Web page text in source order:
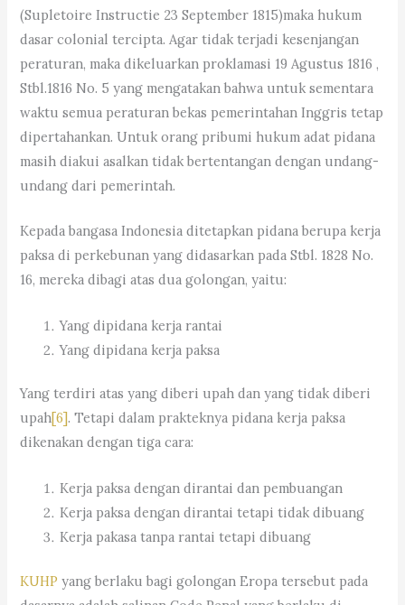
(Supletoire Instructie 23 September 1815)maka hukum
dasar colonial tercipta. Agar tidak terjadi kesenjangan
peraturan, maka dikeluarkan proklamasi 19 Agustus 1816 ,
Stbl.1816 No. 5 yang mengatakan bahwa untuk sementara
waktu semua peraturan bekas pemerintahan Inggris tetap
dipertahankan. Untuk orang pribumi hukum adat pidana
masih diakui asalkan tidak bertentangan dengan undang-
undang dari pemerintah.
Kepada bangasa Indonesia ditetapkan pidana berupa kerja
paksa di perkebunan yang didasarkan pada Stbl. 1828 No.
16, mereka dibagi atas dua golongan, yaitu:
Yang dipidana kerja rantai
Yang dipidana kerja paksa
Yang terdiri atas yang diberi upah dan yang tidak diberi
upah[6]. Tetapi dalam prakteknya pidana kerja paksa
dikenakan dengan tiga cara:
Kerja paksa dengan dirantai dan pembuangan
Kerja paksa dengan dirantai tetapi tidak dibuang
Kerja pakasa tanpa rantai tetapi dibuang
KUHP yang berlaku bagi golongan Eropa tersebut pada